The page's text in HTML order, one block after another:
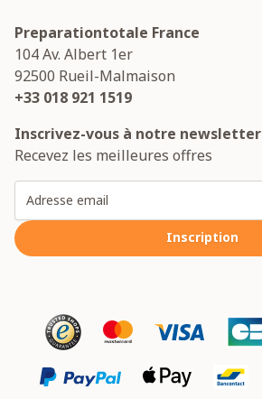
Preparationtotale France
104 Av. Albert 1er
92500 Rueil-Malmaison
+33 018 921 1519
Inscrivez-vous à notre newsletter
Recevez les meilleures offres
Inscription